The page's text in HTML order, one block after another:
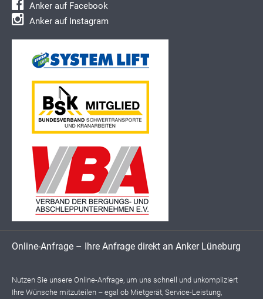
Anker auf Facebook
Anker auf Instagram
Online-Anfrage – Ihre Anfrage direkt an Anker Lüneburg
Nutzen Sie unsere Online-Anfrage, um uns schnell und unkompliziert
Ihre Wünsche mitzuteilen – egal ob Mietgerät, Service-Leistung,